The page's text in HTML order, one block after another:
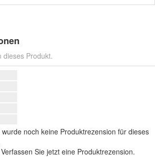
dieses Produkt.
wurde noch keine Produktrezension für dieses
Verfassen Sie jetzt eine Produktrezension.